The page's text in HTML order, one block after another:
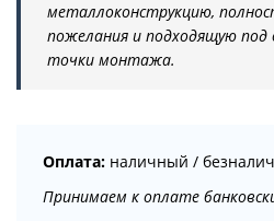
металлоконструкцию,
пожелания и подходящую под
точки монтажа.
Оплата: наличный /
Принимаем к оплате